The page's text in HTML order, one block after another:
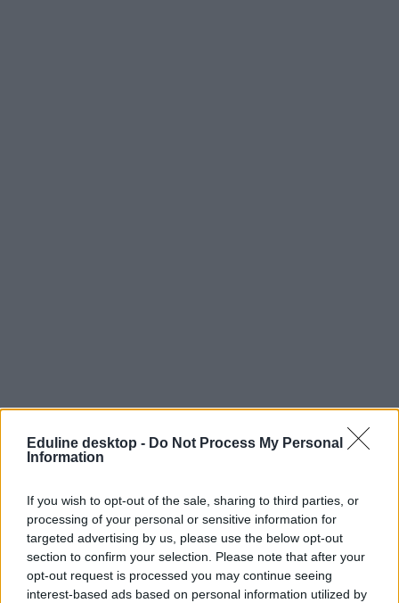
Eduline desktop - Do Not Process My Personal
Information
If you wish to opt-out of the sale, sharing to third parties, or
processing of your personal or sensitive information for
targeted advertising by us, please use the below opt-out
section to confirm your selection. Please note that after your
opt-out request is processed you may continue seeing
interest-based ads based on personal information utilized by